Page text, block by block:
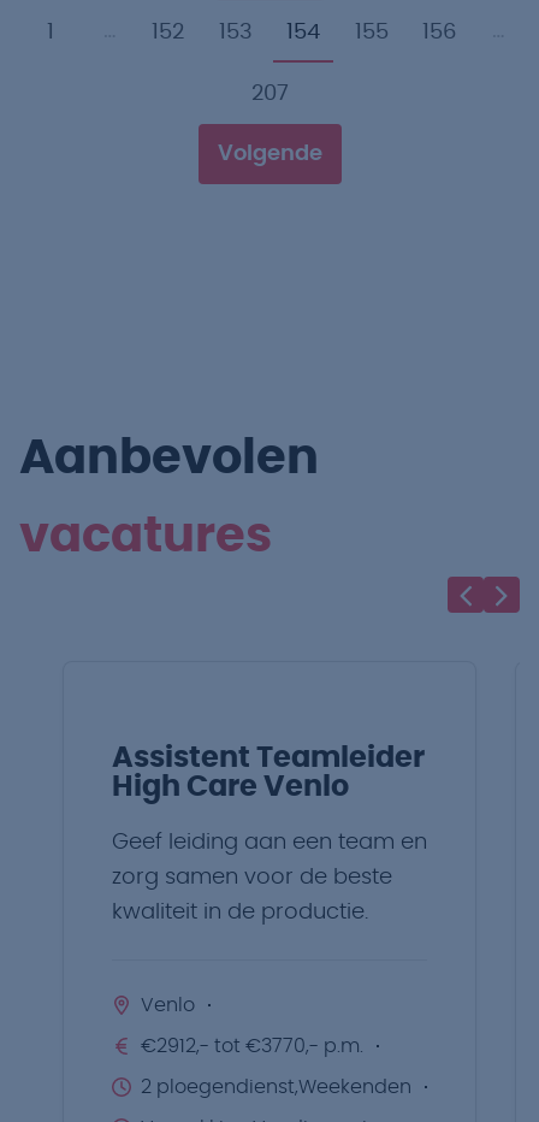
152 153 154 155 156
207
Volgende
Aanbevolen
vacatures
Assistent Teamleider
High Care Venlo
Geef leiding aan een team en
zorg samen voor de beste
kwaliteit in de productie.
Venlo
€2912,- tot €3770,- p.m.
2 ploegendienst,Weekenden